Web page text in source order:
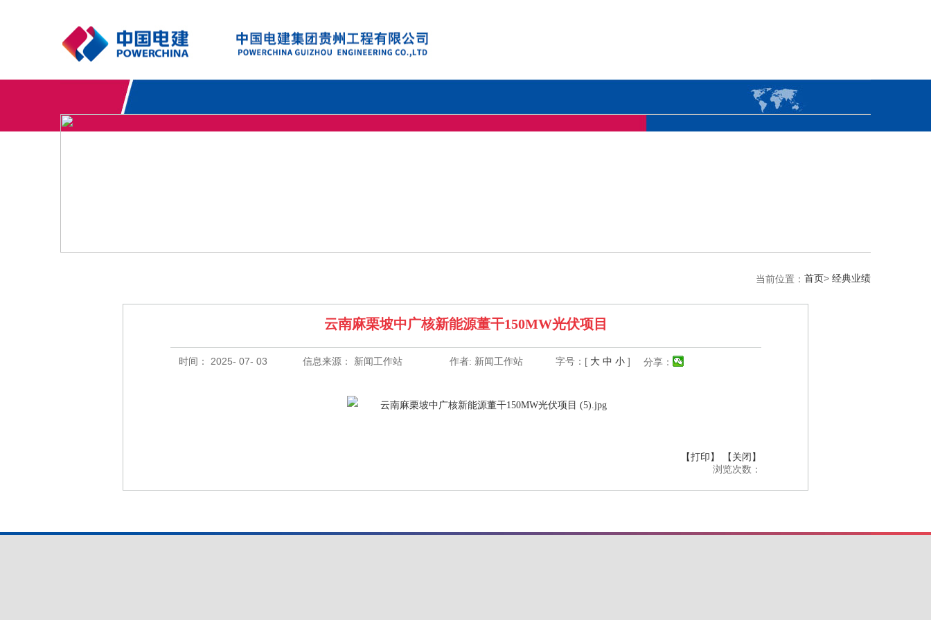
当前位置： 首页> 经典业绩
云南麻栗坡中广核新能源董干150MW光伏项目
时间： 2025- 07- 03 信息来源： 新闻工作站 作者: 新闻工作站 字号：[ 大 中 小 ] 分享：
【打印】
【关闭】
浏览次数：